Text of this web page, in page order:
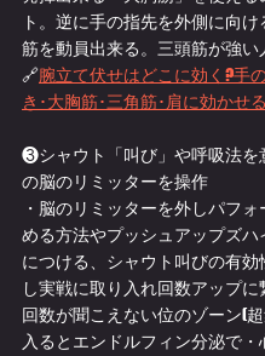
ト。逆に手の指先を外側に向
筋を動員出来る。三頭筋が強い
🔗腕立て伏せはどこに効く?手
き･大胸筋･三角筋･肩に効かせ
❸シャウト「叫び」や呼吸法を
の脳のリミッターを操作
・脳のリミッターを外しパフ
める方法やプッシュアップズハ
につける、シャウト叫びの有効
し実戦に取り入れ回数アップに
回数が聞こえない位のゾーン(
入るとエンドルフィン分泌で・